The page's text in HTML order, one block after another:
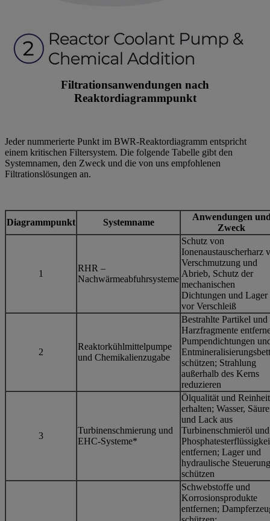
Filtrationsanwendungen nach
Reaktordiagrammpunkt
Jeder nummerierte Punkt im BWR-Reaktordiagramm entspricht
einem kritischen Filtersystem. Die folgende Tabelle gibt den
Systemnamen, den Zweck und die von uns empfohlenen
Filtrationslösungen an.
Diagrammpunkt Systemname
Anwendungen
Zweck
1
RHR –
Nachwärmeabfuhrsysteme
Schutz von
Ionenaustauscherharz
Verschmutzung und
Abrieb, Schutz der
mechanischen
Dichtungen und Lager
vor Verschleiß
2
Reaktorkühlmittelpumpe
und Chemikalienzugabe
Bestrahlte Partikel und
Harzfragmente
Pumpendichtungen
schützen; Strahlung
außerhalb des Kerns
reduzieren
3
Turbinenschmierung und
EHC-Systeme*
Ölqualität und Reinheit
erhalten; Wasser,
und Lack aus
Turbinenschmieröl und
entfernen; Lager und
hydraulische
schützen
Schwebstoffe und
Korrosionsprodukte
entfernen;